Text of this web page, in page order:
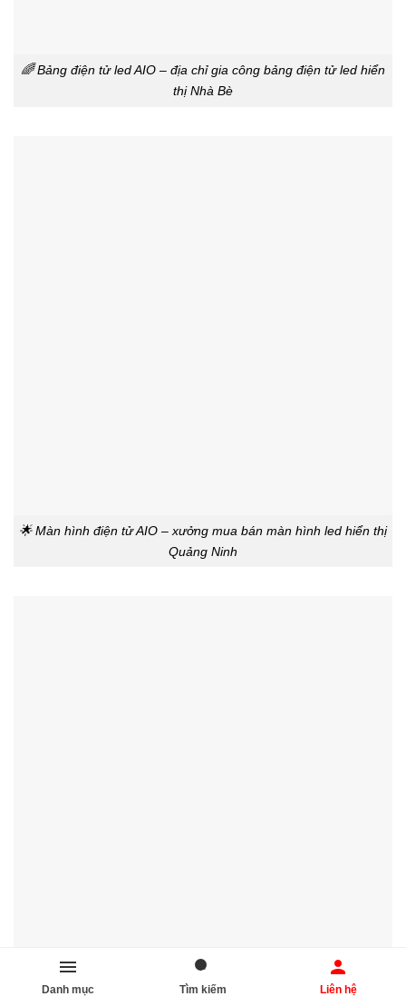
🌈 Bảng điện tử led AIO – địa chỉ gia công bảng điện tử led hiển
thị Nhà Bè
🌟 Màn hình điện tử AIO – xưởng mua bán màn hình led hiển thị
Quảng Ninh
📸 Bảng điện led AIO – chuyên lắp đặt màn hình điện tử hiển thị
Danh mục Tìm kiếm Liên hệ